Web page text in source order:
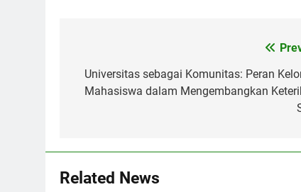
navigation
Universitas sebagai Komunitas: Peran
Mahasiswa dalam Mengembangkan
Related News